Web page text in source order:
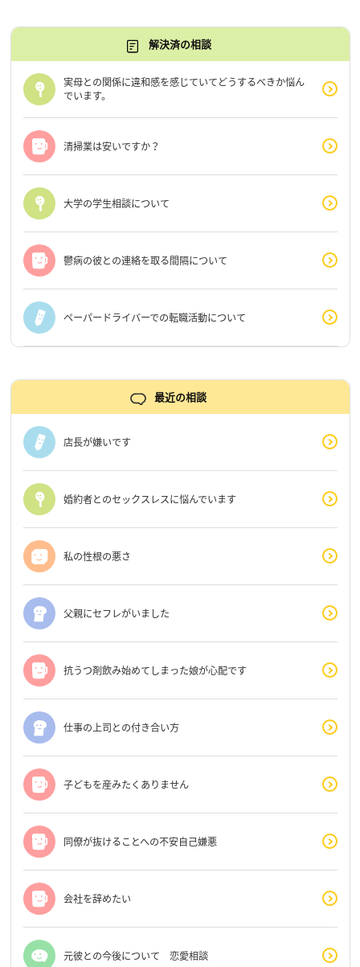
解決済の相談
実母との関係に違和感を感じていてどうするべきか悩ん
でいます。
清掃業は安いですか？
大学の学生相談について
鬱病の彼との連絡を取る間隔について
ペーパードライバーでの転職活動について
最近の相談
店長が嫌いです
婚約者とのセックスレスに悩んでいます
私の性根の悪さ
父親にセフレがいました
抗うつ剤飲み始めてしまった娘が心配です
仕事の上司との付き合い方
子どもを産みたくありません
同僚が抜けることへの不安自己嫌悪
会社を辞めたい
元彼との今後について 恋愛相談